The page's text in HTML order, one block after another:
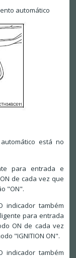
automático
está no
para entrada e
de cada vez que
"ON".
indicador também
para entrada
ON de cada vez
"IGNITION ON".
indicador também